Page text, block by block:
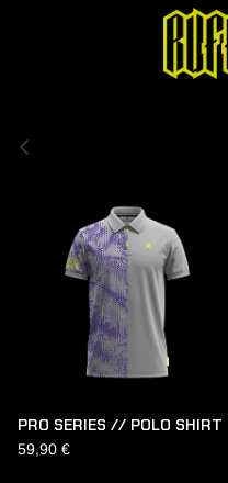
Vorherige
PRO SERIES // POLO SHIRT
59,90 €